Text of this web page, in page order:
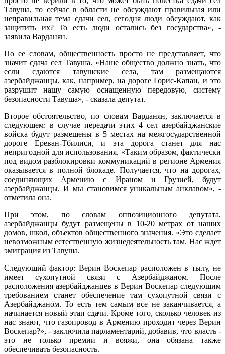
Тавуша, то сейчас в области не обсуждают правильная или
неправильная тема сдачи сел, сегодня люди обсуждают, как
защитить их? То есть люди остались без государства», -
заявила Варданян.
По ее словам, общественность просто не представляет, что
значит сдача сел Тавуша. «Наше общество должно знать, что
если сдаются тавушские села, там размещаются
азербайджанцы, как, например, на дороге Горис-Капан, и это
разрушит нашу самую оснащенную передовую, систему
безопасности Тавуша», - сказала депутат.
Второе обстоятельство, по словам Варданян, заключается в
следующем: в случае передачи этих 4 сел азербайджанские
войска будут размещены в 5 местах на межгосударственной
дороге Ереван-Тбилиси, и эта дорога станет для нас
непригодной для использования. «Таким образом, фактически
под видом разблокировки коммуникаций в регионе Армения
оказывается в полной блокаде. Получается, что на дорогах,
соединяющих Армению с Ираном и Грузией, будут
азербайджанцы. И мы становимся уникальным анклавом», -
отметила она.
При этом, по словам оппозиционного депутата,
азербайджанцы будут размещены в 10-20 метрах от наших
домов, школ, объектов общественного значения. «Это сделает
невозможным естественную жизнедеятельность там. Нас ждет
эмиграция из Тавуша.
Следующий фактор: Верин Воскепар расположен в тылу, не
имеет сухопутной связи с Азербайджаном. После
расположения азербайджанцев в Верин Воскепар следующим
требованием станет обеспечение там сухопутной связи с
Азербайджаном. То есть тем самым все не заканчивается, а
начинается новый этап сдачи. Кроме того, сколько человек из
нас знают, что газопровод в Армению проходит через Верин
Воскепар?», - заключила парламентарий, добавив, что власть -
это не только премии и вояжи, она обязана также
обеспечивать безопасность.